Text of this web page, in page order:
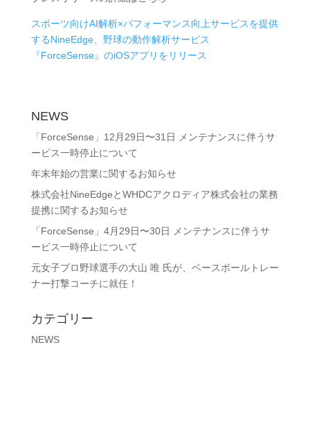
スポーツ向けAI解析×パフォーマンス向上サービスを提供
するNineEdge、野球の動作解析サービス
『ForceSense』のiOSアプリをリリース
NEWS
「ForceSense」12月29日〜31日 メンテナンスに伴うサ
ービス一時停止について
年末年始の営業に関するお知らせ
株式会社NineEdgeとWHDCアクロディア株式会社の業務
提携に関するお知らせ
「ForceSense」4月29日〜30日 メンテナンスに伴うサ
ービス一時停止について
元女子プロ野球選手の大山 唯 氏が、ベースボールトレー
ナー打撃コーチに就任！
カテゴリー
NEWS